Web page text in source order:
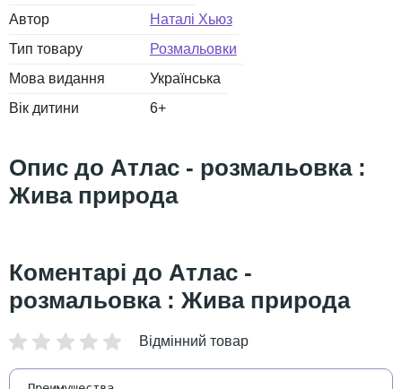
Автор
Наталі Хьюз
Тип товару
Розмальовки
Мова видання
Українська
Вік дитини
6+
Атлас - розмальовка :
Жива природа
Атлас -
розмальовка : Жива природа